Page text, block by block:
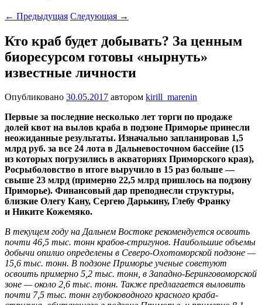
← Предыдущая Следующая →
Кто краб будет добывать? За ценным
биоресурсом готовы «нырнуть»
известные личности
Опубликовано 30.05.2017 автором kirill_marenin
Первые за последние несколько лет торги по продаже
долей квот на вылов краба в подзоне Приморье принесли
неожиданные результаты. Изначально запланировав 1,5
млрд руб. за все 24 лота в Дальневосточном бассейне (15
из которых погрузились в акваториях Приморского края),
Росрыболовство в итоге выручило в 15 раз больше —
свыше 23 млрд (примерно 22,5 млрд пришлось на подзону
Приморье). Финансовый дар преподнесли структуры,
близкие Олегу Кану, Сергею Дарькину, Глебу Франку
и Никите Кожемяко.
В текущем году на Дальнем Востоке рекомендуется освоить
почти 46,5 тыс. тонн крабов-стригунов. Наибольшие объемы
добычи опилио определены в Северо-Охотоморской подзоне —
15,6 тыс. тонн. В подзоне Приморье ученые советуют
освоить примерно 5,2 тыс. тонн, в Западно-Беринговоморской
зоне — около 2,6 тыс. тонн. Также предлагается выловить
почти 7,5 тыс. тонн глубоководного красного краба-